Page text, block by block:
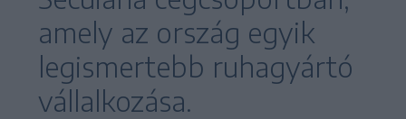
amely az ország egyik
legismertebb ruhagyártó
vállalkozása.